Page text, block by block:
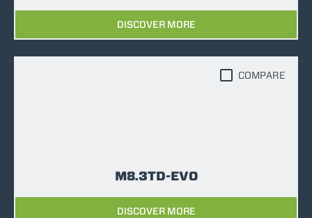
DISCOVER MORE
M8.3TD-EVO
DISCOVER MORE
COMPARE